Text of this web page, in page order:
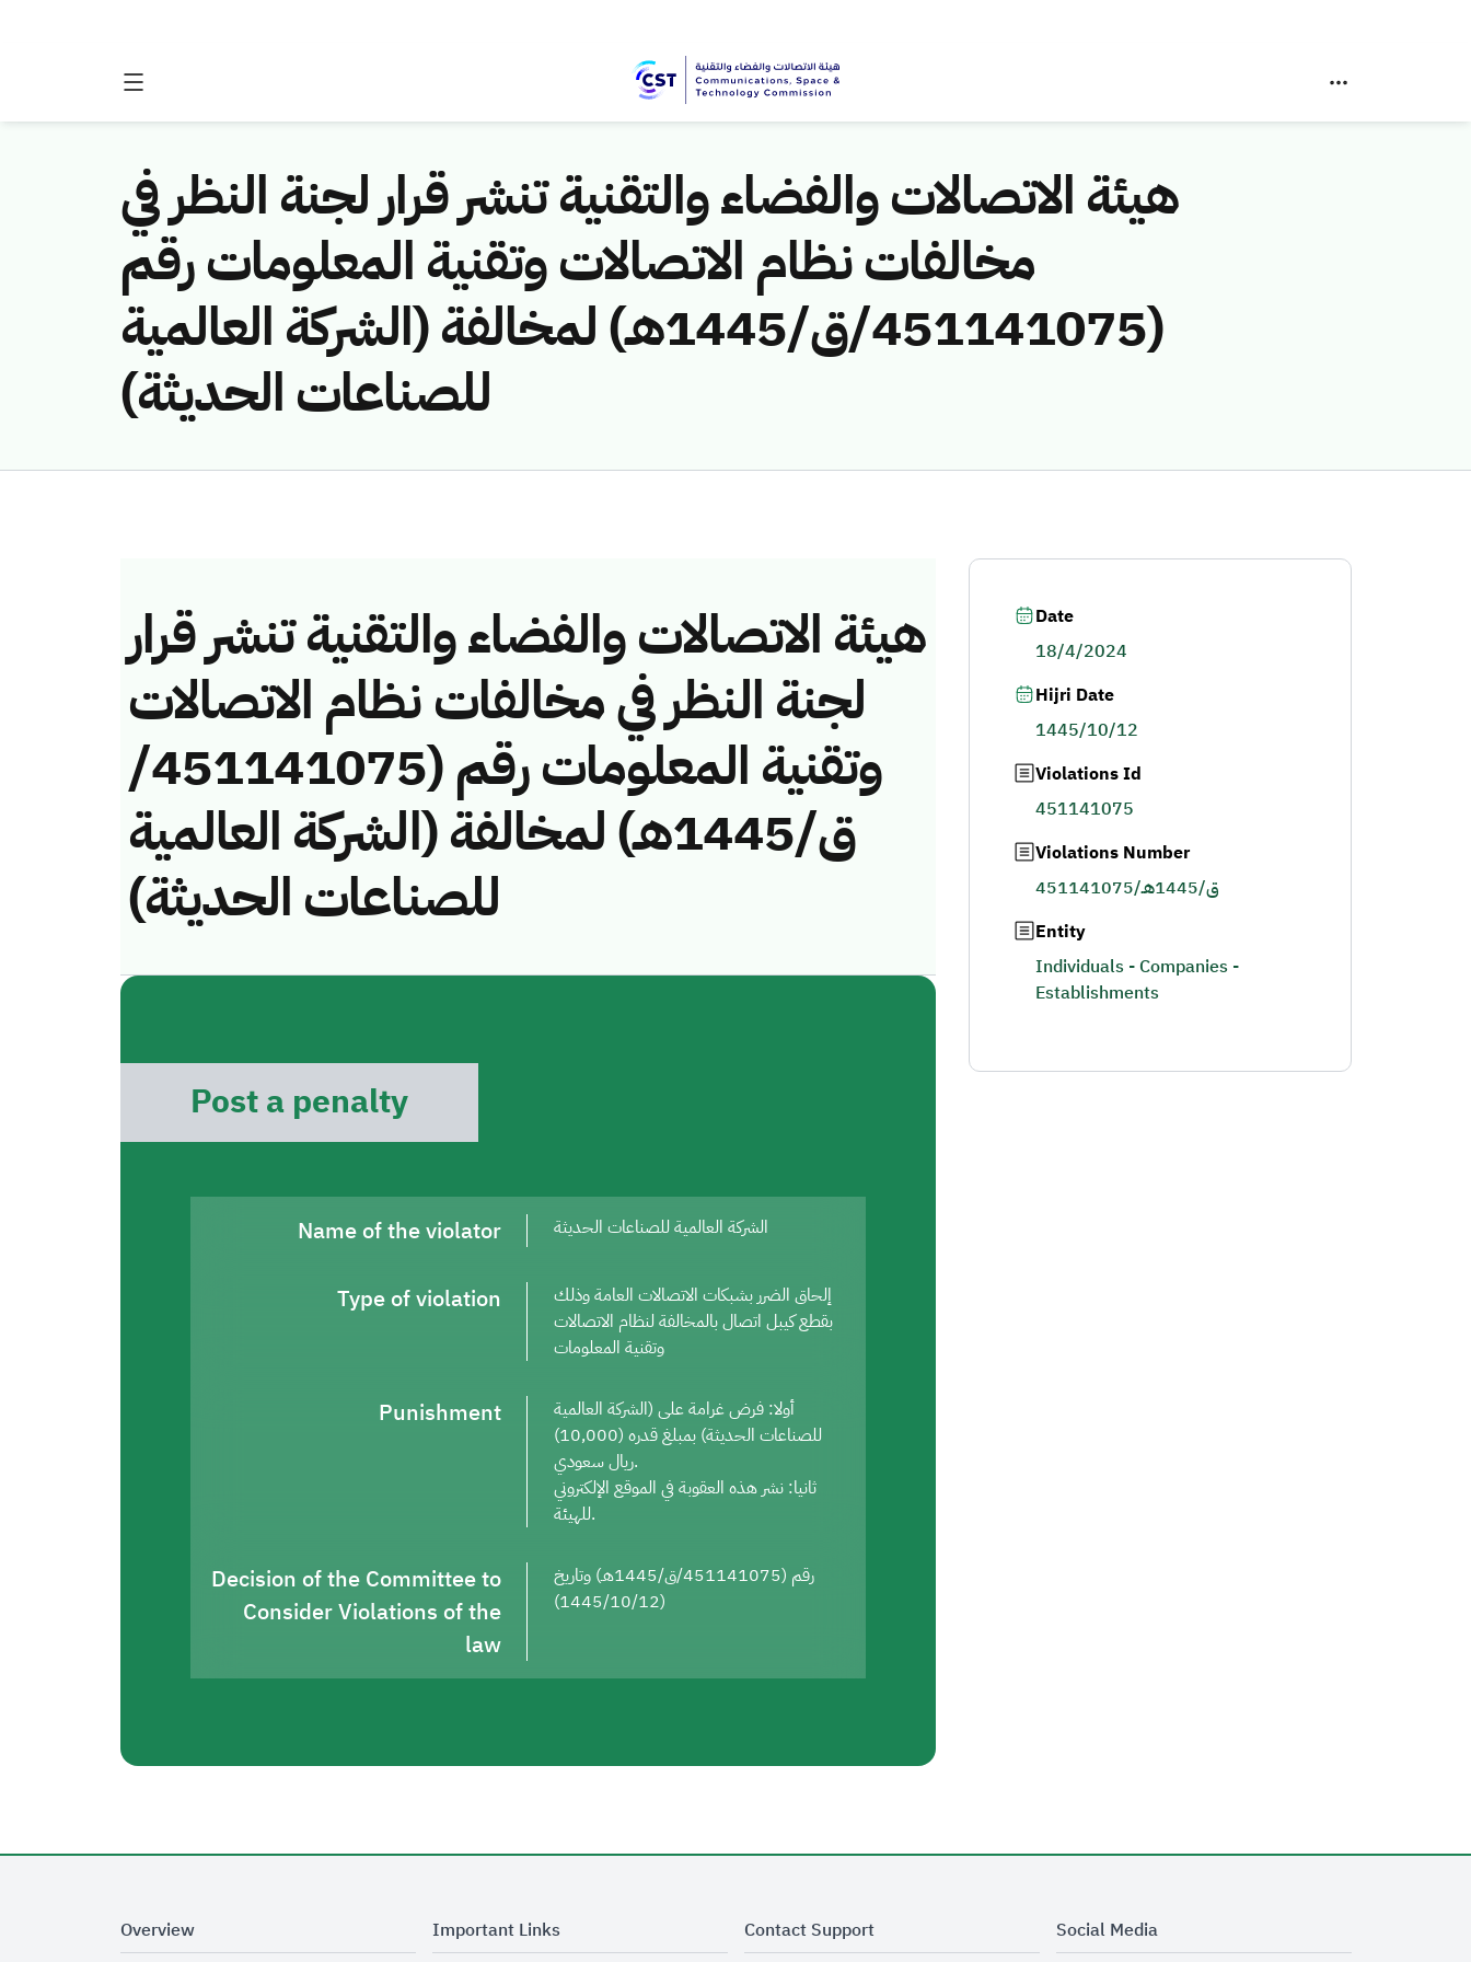
هيئة الاتصالات والفضاء والتقنية تنشر قرار لجنة النظر في
مخالفات نظام الاتصالات وتقنية المعلومات رقم
(451141075/ق/1445هـ) لمخالفة (الشركة العالمية
للصناعات الحديثة)
هيئة الاتصالات والفضاء والتقنية تنشر قرار
لجنة النظر في مخالفات نظام الاتصالات
وتقنية المعلومات رقم (451141075/
ق/1445هـ) لمخالفة (الشركة العالمية
للصناعات الحديثة)
Post a penalty
Name of the violator الشركة العالمية للصناعات الحديثة
Type of violation
إلحاق الضرر بشبكات الاتصالات العامة وذلك
بقطع كيبل اتصال بالمخالفة لنظام الاتصالات
وتقنية المعلومات
Punishment
أولا: فرض غرامة على (الشركة العالمية
للصناعات الحديثة) بمبلغ قدره (10,000)
ريال سعودي.
ثانيا: نشر هذه العقوبة في الموقع الإلكتروني
للهيئة.
Decision of the Committee to
Consider Violations of the
law
رقم (451141075/ق/1445هـ) وتاريخ
(1445/10/12)
Date
18/4/2024
Hijri Date
1445/10/12
Violations Id
451141075
Violations Number
451141075/ق/1445هـ
Entity
Individuals - Companies -
Establishments
Overview Important Links Contact Support Social Media